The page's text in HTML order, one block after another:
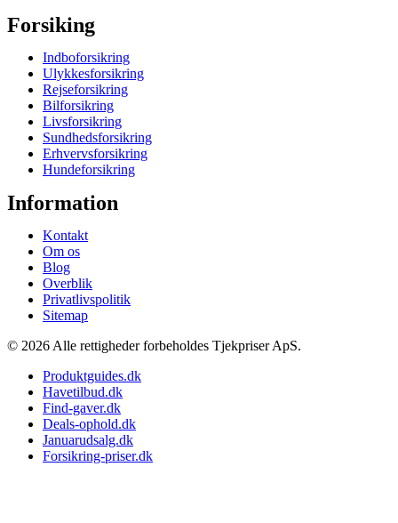
Forsiking
Indboforsikring
Ulykkesforsikring
Rejseforsikring
Bilforsikring
Livsforsikring
Sundhedsforsikring
Erhvervsforsikring
Hundeforsikring
Information
Kontakt
Om os
Blog
Overblik
Privatlivspolitik
Sitemap
© 2026 Alle rettigheder forbeholdes Tjekpriser ApS.
Produktguides.dk
Havetilbud.dk
Find-gaver.dk
Deals-ophold.dk
Januarudsalg.dk
Forsikring-priser.dk